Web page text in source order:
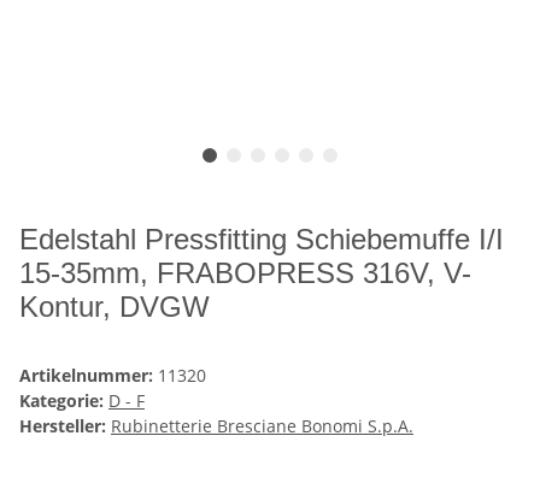
Edelstahl Pressfitting Schiebemuffe I/I
15-35mm, FRABOPRESS 316V, V-
Kontur, DVGW
Artikelnummer: 11320
Kategorie: D - F
Hersteller: Rubinetterie Bresciane Bonomi S.p.A.